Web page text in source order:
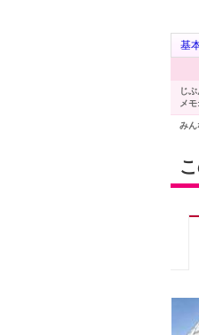
基
じ
メモ:
みん